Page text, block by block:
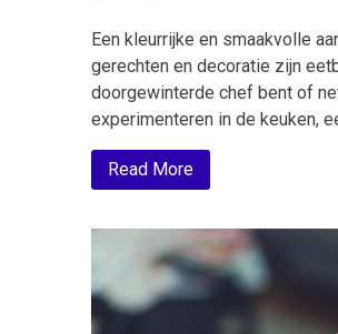
Een kleurrijke en smaakvolle
gerechten en decoratie zijn
doorgewinterde chef bent of
experimenteren in de keuken,
Read More